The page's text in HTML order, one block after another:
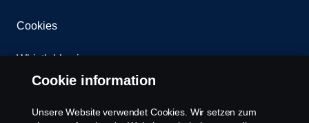
Cookies
Whistleblowing
Cookie information
Unsere Website verwendet Cookies. Wir setzen zum